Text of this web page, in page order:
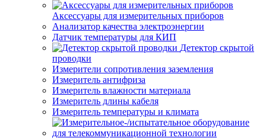
Аксессуары для измерительных приборов
Анализатор качества электроэнергии
Датчик температуры для КИП
Детектор скрытой
проводки
Измерители сопротивления заземления
Измеритель антифриза
Измеритель влажности материала
Измеритель длины кабеля
Измеритель температуры и климата